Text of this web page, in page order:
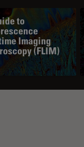
to
Imaging
(FLIM)